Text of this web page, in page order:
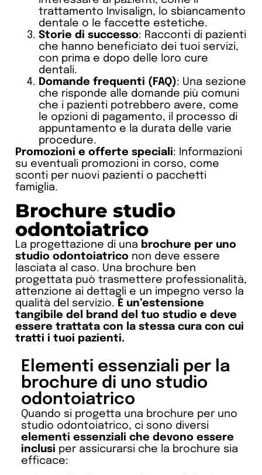
trattamento Invisalign, lo sbiancamento
dentale o le faccette estetiche.
Storie di successo: Racconti di pazienti
che hanno beneficiato dei tuoi servizi,
con prima e dopo delle loro cure
dentali.
Domande frequenti (FAQ): Una sezione
che risponde alle domande più comuni
che i pazienti potrebbero avere, come
le opzioni di pagamento, il processo di
appuntamento e la durata delle varie
procedure.
Promozioni e offerte speciali: Informazioni
su eventuali promozioni in corso, come
sconti per nuovi pazienti o pacchetti
famiglia.
Brochure studio
odontoiatrico
La progettazione di una brochure per uno
studio odontoiatrico non deve essere
lasciata al caso. Una brochure ben
progettata può trasmettere professionalità,
attenzione ai dettagli e un impegno verso la
qualità del servizio. È un’estensione
tangibile del brand del tuo studio e deve
essere trattata con la stessa cura con cui
tratti i tuoi pazienti.
Elementi essenziali per la
brochure di uno studio
odontoiatrico
Quando si progetta una brochure per uno
studio odontoiatrico, ci sono diversi
elementi essenziali che devono essere
inclusi per assicurarsi che la brochure sia
efficace: